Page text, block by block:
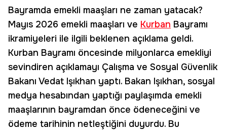
Bayramda emekli maaşları ne zaman yatacak?
Mayıs 2026 emekli maaşları ve Kurban Bayramı
ikramiyeleri ile ilgili beklenen açıklama geldi.
Kurban Bayramı öncesinde milyonlarca emekliyi
sevindiren açıklamayı Çalışma ve Sosyal Güvenlik
Bakanı Vedat Işıkhan yaptı. Bakan Işıkhan, sosyal
medya hesabından yaptığı paylaşımda emekli
maaşlarının bayramdan önce ödeneceğini ve
ödeme tarihinin netleştiğini duyurdu. Bu